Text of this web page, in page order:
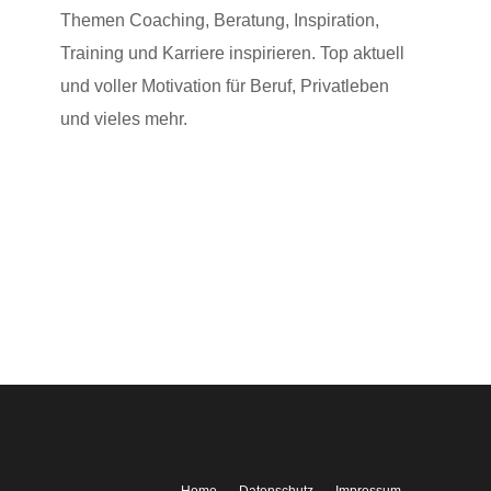
Themen Coaching, Beratung, Inspiration,
Training und Karriere inspirieren. Top aktuell
und voller Motivation für Beruf, Privatleben
und vieles mehr.